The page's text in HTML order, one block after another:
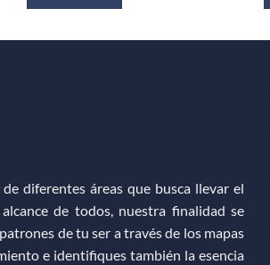
diferentes áreas que busca llevar el
de todos, nuestra finalidad se
de tu ser a través de los mapas
e identifiques también la esencia